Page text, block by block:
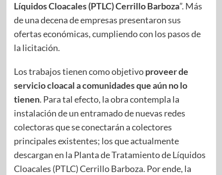
Líquidos Cloacales (PTLC) Cerrillo Barboza”. Más
de una decena de empresas presentaron sus
ofertas económicas, cumpliendo con los pasos de
la licitación.
Los trabajos tienen como objetivoproveer de
servicio cloacal a comunidades que aún no lo
tienen. Para tal efecto, la obra contempla la
instalación de un entramado de nuevas redes
colectoras que se conectarán a colectores
principales existentes; los que actualmente
descargan en la Planta de Tratamiento de Líquidos
Cloacales (PTLC) Cerrillo Barboza. Por ende, la